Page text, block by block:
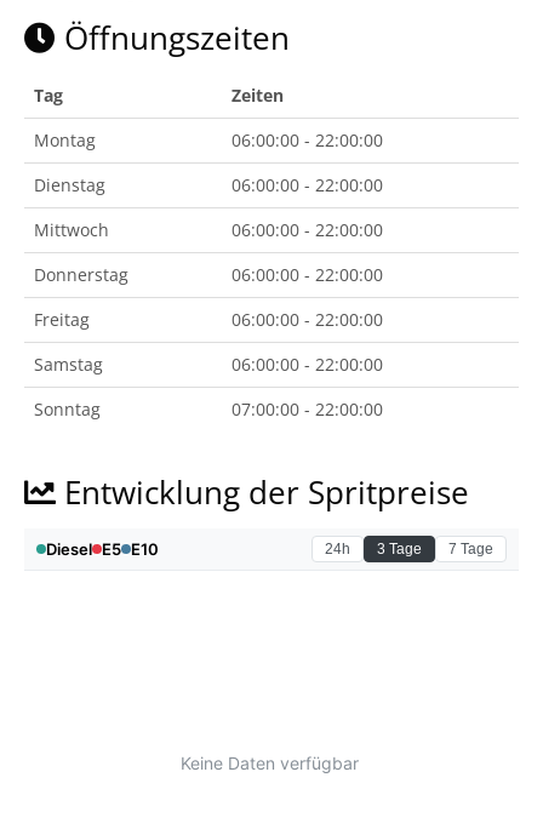
Öffnungszeiten
Tag
Zeiten
Montag
06:00:00 - 22:00:00
Dienstag
06:00:00 - 22:00:00
Mittwoch
06:00:00 - 22:00:00
Donnerstag
06:00:00 - 22:00:00
Freitag
06:00:00 - 22:00:00
Samstag
06:00:00 - 22:00:00
Sonntag
07:00:00 - 22:00:00
Entwicklung der Spritpreise